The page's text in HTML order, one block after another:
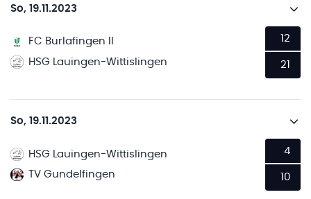
So, 19.11.2023
FC Burlafingen II
HSG Lauingen-Wittislingen
12
21
So, 19.11.2023
HSG Lauingen-Wittislingen
TV Gundelfingen
4
10